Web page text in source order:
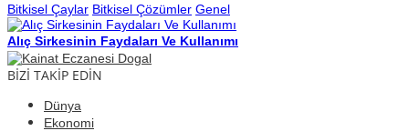
Bitkisel Çaylar Bitkisel Çözümler Genel
Alıç Sirkesinin Faydaları Ve Kullanımı
BİZİ TAKİP EDİN
Dünya
Ekonomi